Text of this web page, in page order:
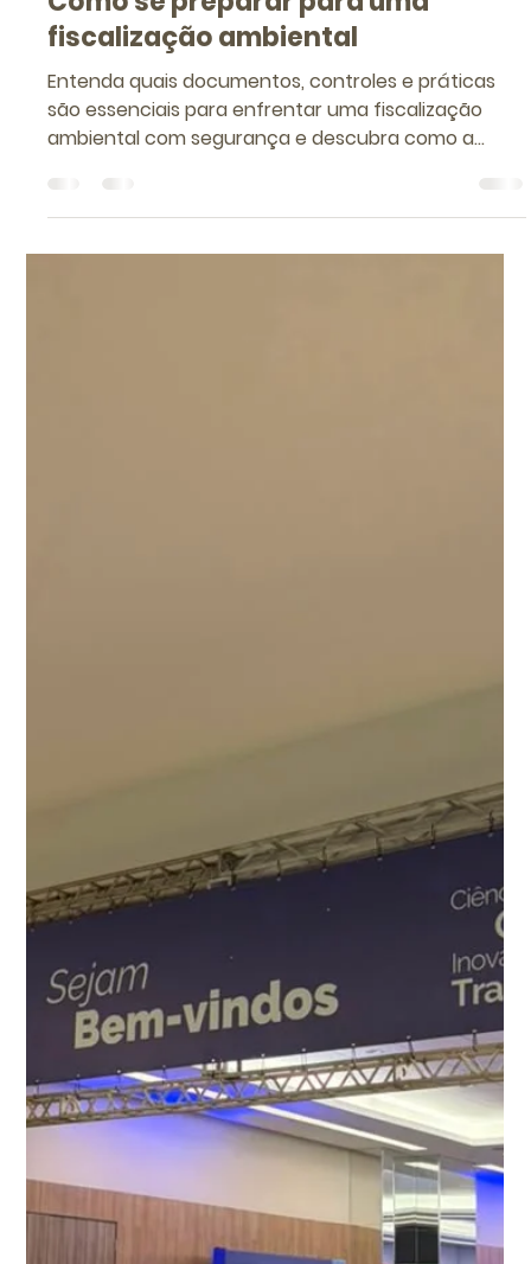
ambiental com segurança e descubra como a
terceirização do tratamento de efluentes e
resíduos pode reduzir riscos para sua empresa.